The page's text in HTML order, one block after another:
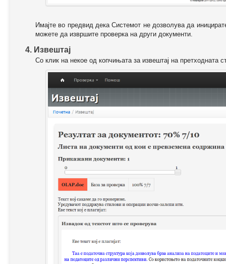
Имајте во предвид дека Системот не дозволува да
можете да извршите проверка на други документи.
4. Извештај
Со клик на некое од копчињата за извештај на претходната